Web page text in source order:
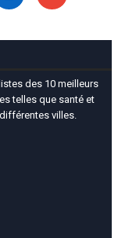
des 10 meilleurs
telles que santé et
villes.